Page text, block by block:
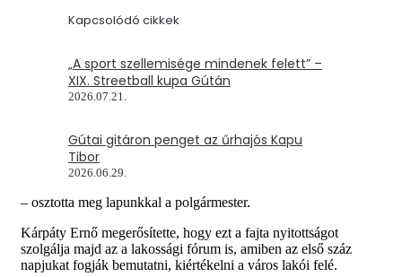
Kapcsolódó cikkek
„A sport szellemisége mindenek felett” –
XIX. Streetball kupa Gútán
2026.07.21.
Gútai gitáron penget az űrhajós Kapu
Tibor
2026.06.29.
– osztotta meg lapunkkal a polgármester.
Kárpáty Ernő megerősítette, hogy ezt a fajta nyitottságot
szolgálja majd az a lakossági fórum is, amiben az első száz
napjukat fogják bemutatni, kiértékelni a város lakói felé.